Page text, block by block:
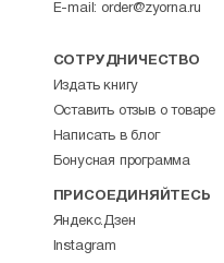
E-mail: order@zyorna.ru
СОТРУДНИЧЕСТВО
Издать книгу
Оставить отзыв о товаре
Написать в блог
Бонусная программа
ПРИСОЕДИНЯЙТЕСЬ
Яндекс.Дзен
Instagram